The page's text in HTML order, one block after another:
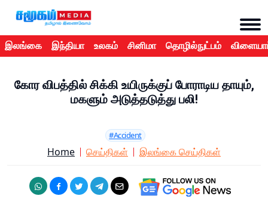
இலங்கை இந்தியா உலகம் சினிமா தொழில்நுட்பம்
கோர விபத்தில் சிக்கி உயிருக்குப் போராடிய தாயும்,
மகளும் அடுத்தடுத்து பலி!
#Accident
Home செய்திகள் இலங்கை செய்திகள்